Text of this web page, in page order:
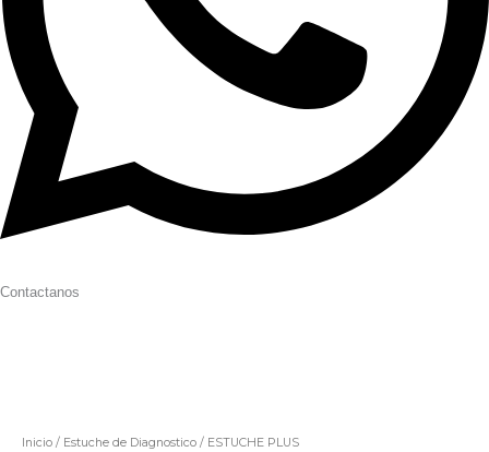
Contactanos
Inicio / Estuche de Diagnostico / ESTUCHE PLUS